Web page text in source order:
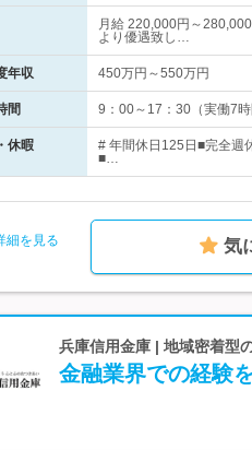
月給 220,000円～
より優遇致し…
年収 450万円～550万円
間 9：00～17：30（実働7
休暇
# 年間休日125日■完全週
■…
細を見る 気
兵庫信用金庫 | 地域密着型
金融業界での経験